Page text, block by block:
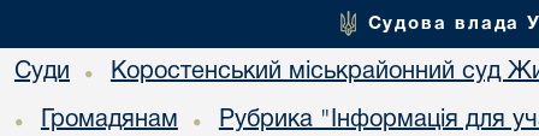
Судова влада
Суди • Коростенський міськрайонний суд
• Громадянам • Рубрика "Інформація для